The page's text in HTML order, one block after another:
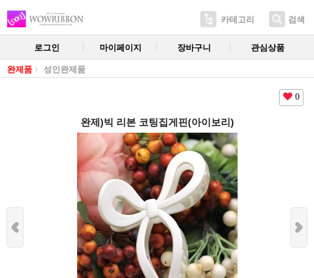
카테고리 검색
로그인 마이페이지 장바구니 관심상품
완제품 성인완제품
0
완제)빅 리본 코팅집게핀(아이보리)